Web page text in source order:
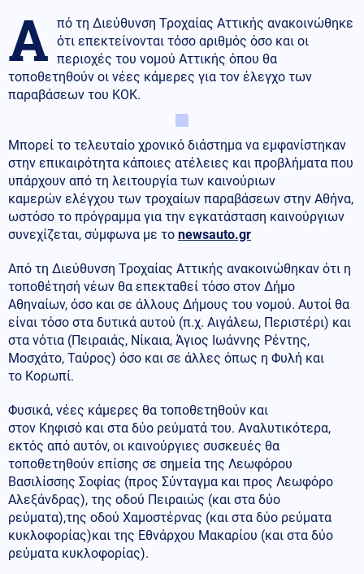
Α πό τη Διεύθυνση Τροχαίας Αττικής ανακοινώθηκε
ότι επεκτείνονται τόσο αριθμός όσο και οι
περιοχές του νομού Αττικής όπου θα
τοποθετηθούν οι νέες κάμερες για τον έλεγχο των
παραβάσεων του ΚΟΚ.
Μπορεί το τελευταίο χρονικό διάστημα να εμφανίστηκαν
στην επικαιρότητα κάποιες ατέλειες και προβλήματα που
υπάρχουν από τη λειτουργία των καινούριων
καμερών ελέγχου των τροχαίων παραβάσεων στην Αθήνα,
ωστόσο το πρόγραμμα για την εγκατάσταση καινούργιων
συνεχίζεται, σύμφωνα με το newsauto.gr
Από τη Διεύθυνση Τροχαίας Αττικής ανακοινώθηκαν ότι η
τοποθέτησή νέων θα επεκταθεί τόσο στον Δήμο
Αθηναίων, όσο και σε άλλους Δήμους του νομού. Αυτοί θα
είναι τόσο στα δυτικά αυτού (π.χ. Αιγάλεω, Περιστέρι) και
στα νότια (Πειραιάς, Νίκαια, Άγιος Ιωάννης Ρέντης,
Μοσχάτο, Ταύρος) όσο και σε άλλες όπως η Φυλή και
το Κορωπί.
Φυσικά, νέες κάμερες θα τοποθετηθούν και
στον Κηφισό και στα δύο ρεύματά του. Αναλυτικότερα,
εκτός από αυτόν, οι καινούργιες συσκευές θα
τοποθετηθούν επίσης σε σημεία της Λεωφόρου
Βασιλίσσης Σοφίας (προς Σύνταγμα και προς Λεωφόρο
Αλεξάνδρας), της οδού Πειραιώς (και στα δύο
ρεύματα),της οδού Χαμοστέρνας (και στα δύο ρεύματα
κυκλοφορίας)και της Εθνάρχου Μακαρίου (και στα δύο
ρεύματα κυκλοφορίας).